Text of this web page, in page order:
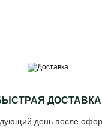
ДОСТАВКА
день после